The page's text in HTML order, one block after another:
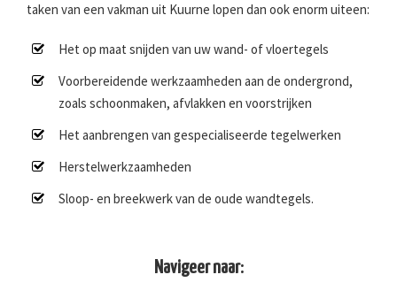
taken van een vakman uit Kuurne lopen dan ook enorm uiteen:
Het op maat snijden van uw wand- of vloertegels
Voorbereidende werkzaamheden aan de ondergrond,
zoals schoonmaken, afvlakken en voorstrijken
Het aanbrengen van gespecialiseerde tegelwerken
Herstelwerkzaamheden
Sloop- en breekwerk van de oude wandtegels.
Navigeer naar: